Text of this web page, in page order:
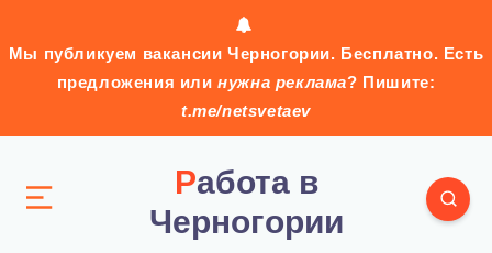
Мы публикуем вакансии Черногории. Бесплатно. Есть
предложения илинужна реклама? Пишите:
t.me/netsvetaev
Работа в
Черногории